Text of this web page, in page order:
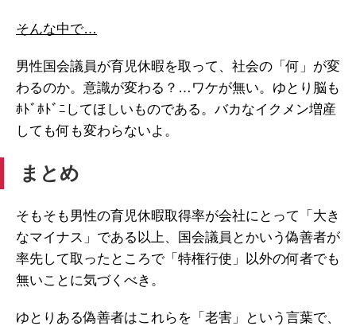
そんな中で…
男性国会議員が育児休暇を取って、社会の「何」が変
わるのか。意識が変わる？…ワケが無い。ゆとり脳も
ﾎﾄﾞﾎﾄﾞﾆしてほしいものである。バカなイクメン増産
しても何も変わらないよ。
まとめ
そもそも男性の育児休暇取得率が会社にとって「大き
なマイナス」である以上、国会議員とかいう偽善者が
率先して取ったところで「特権行使」以外の何者でも
無いことに気づくべき。
ゆとりある偽善者はこれらを「老害」という言葉で、